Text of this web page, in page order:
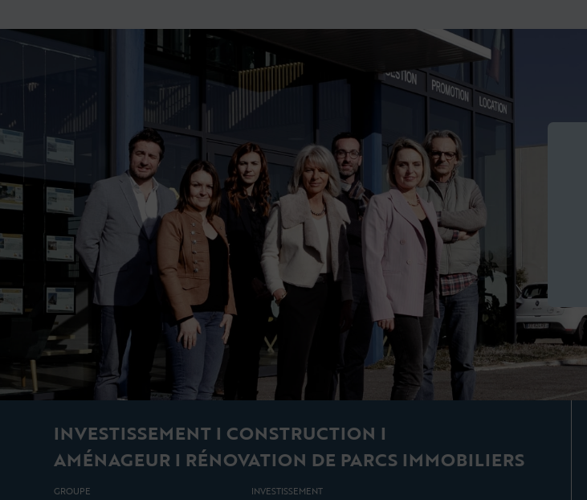
INVESTISSEMENT I CONSTRUCTION I
AMÉNAGEUR I RÉNOVATION DE PARCS IMMOBILIERS
GROUPE INVESTISSEMENT